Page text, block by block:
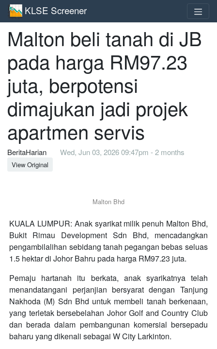
KLSE Screener
Malton beli tanah di JB
pada harga RM97.23
juta, berpotensi
dimajukan jadi projek
apartmen servis
BeritaHarian Wed, Jun 03, 2026 09:47pm - 2 months
View Original
Malton Bhd
KUALA LUMPUR: Anak syarikat milik penuh Malton Bhd,
Bukit Rimau Development Sdn Bhd, mencadangkan
pengambilalihan sebidang tanah pegangan bebas seluas
1.5 hektar di Johor Bahru pada harga RM97.23 juta.
Pemaju hartanah itu berkata, anak syarikatnya telah
menandatangani perjanjian bersyarat dengan Tanjung
Nakhoda (M) Sdn Bhd untuk membeli tanah berkenaan,
yang terletak bersebelahan Johor Golf and Country Club
dan berada dalam pembangunan komersial bersepadu
baharu yang dikenali sebagai W City Larkinton.